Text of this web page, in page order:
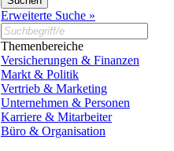
Erweiterte Suche »
Themenbereiche
Versicherungen & Finanzen
Markt & Politik
Vertrieb & Marketing
Unternehmen & Personen
Karriere & Mitarbeiter
Büro & Organisation